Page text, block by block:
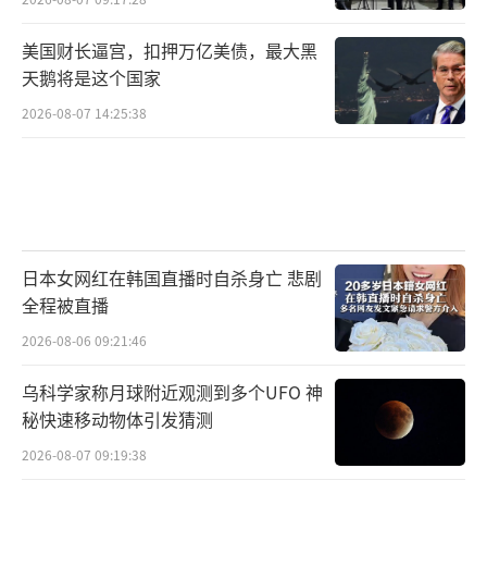
美国财长逼宫，扣押万亿美债，最大黑
天鹅将是这个国家
2026-08-07 14:25:38
日本女网红在韩国直播时自杀身亡 悲剧
全程被直播
2026-08-06 09:21:46
乌科学家称月球附近观测到多个UFO 神
秘快速移动物体引发猜测
2026-08-07 09:19:38